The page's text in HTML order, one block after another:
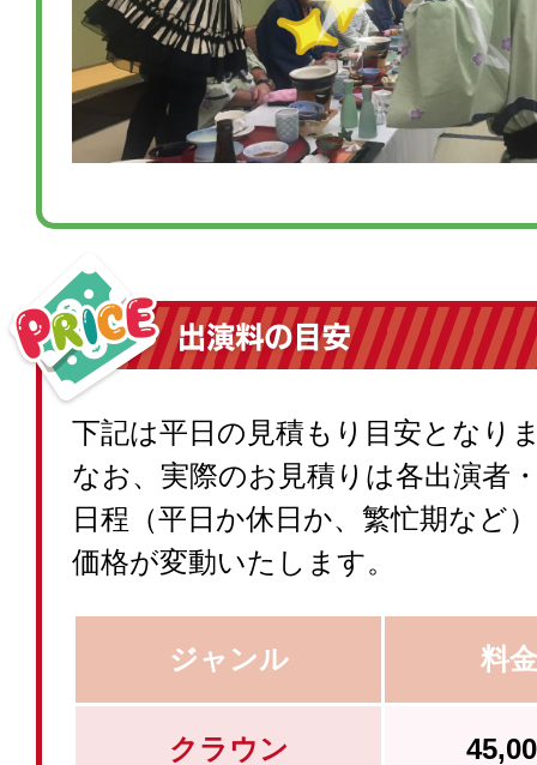
下記は平日の見積もり目安となり
なお、実際のお見積りは各出演者
日程（平日か休日か、繁忙期など
価格が変動いたします。
ジャンル 料
クラウン